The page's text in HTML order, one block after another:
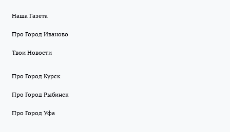
Наша Газета
Про Город Иваново
Твои Новости
Про Город Курск
Про Город Рыбинск
Про Город Уфа